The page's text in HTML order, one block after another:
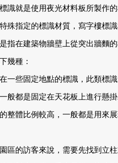
識就是使用夜光材料板所製作的
殊指定的標識材質，寫字樓
指在建築物牆壁上從突出牆麵的
種：
一些固定地點的標識，此類標
般都是固定在天花板上進行懸掛粘
整體比例較高，一般都是用來展
訪客來說，需要先找到立柱